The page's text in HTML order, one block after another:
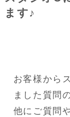
ます♪
お客様から
ました質問
他にご質問